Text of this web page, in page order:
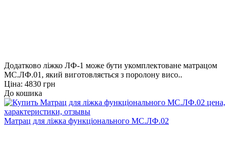
Додатково ліжко ЛФ-1 може бути укомплектоване матрацом
МС.ЛФ.01, який виготовляється з поролону висо..
Ціна: 4830 грн
До кошика
Матрац для ліжка функціонального МС.ЛФ.02